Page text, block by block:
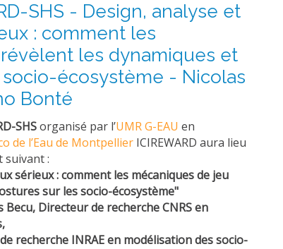
SHS - Design, analyse et
: comment les
les dynamiques et
écosystème - Nicolas
Bonté
SHSorganisé par l’UMR G-EAU en
de l’Eau de Montpellier ICIREWARD aura lieu
suivant :
sérieux : comment les mécaniques de jeu
sur les socio-écosystème"
Becu, Directeur de recherche CNRS en
recherche INRAE en modélisation des socio-